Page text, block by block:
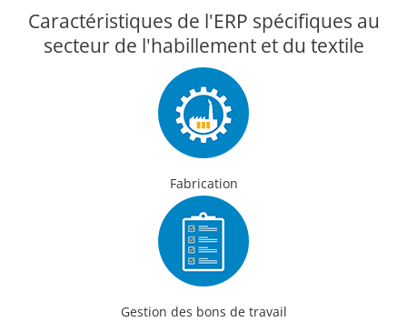
Caractéristiques de l'ERP spécifiques au
secteur de l'habillement et du textile
Fabrication
Gestion des bons de travail